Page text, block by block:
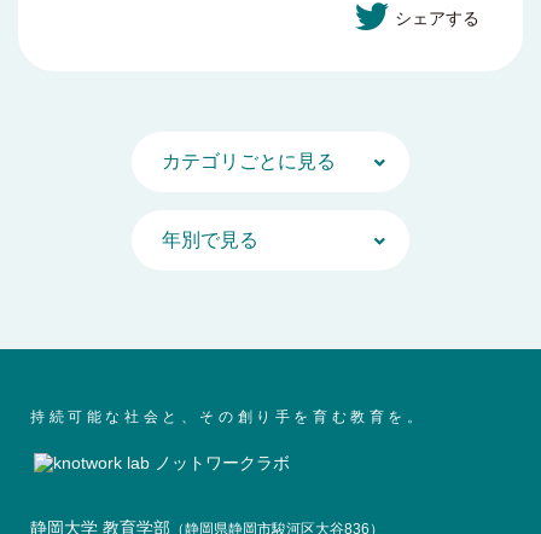
シェアする
持続可能な社会と、その創り手を育む教育を。
静岡大学 教育学部 （静岡県静岡市駿河区大谷836）